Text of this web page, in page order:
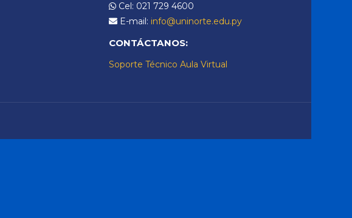
Cel: 021 729 4600
E-mail: info@uninorte.edu.py
CONTÁCTANOS:
Soporte Técnico Aula Virtual